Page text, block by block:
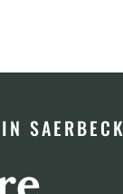
SAERBECK